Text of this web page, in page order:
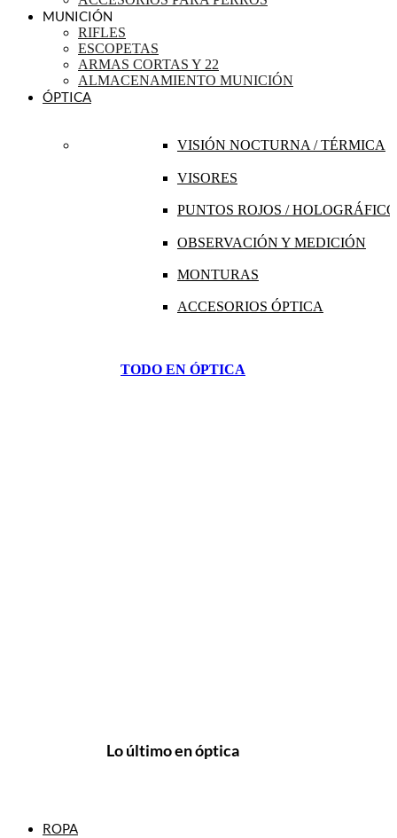
MUNICIÓN
RIFLES
ESCOPETAS
ARMAS CORTAS Y 22
ALMACENAMIENTO MUNICIÓN
ÓPTICA
VISIÓN NOCTURNA / TÉRMICA
VISORES
PUNTOS ROJOS /
OBSERVACIÓN Y MEDICIÓN
MONTURAS
ACCESORIOS ÓPTICA
TODO EN ÓPTICA
Lo último en óptica
ROPA